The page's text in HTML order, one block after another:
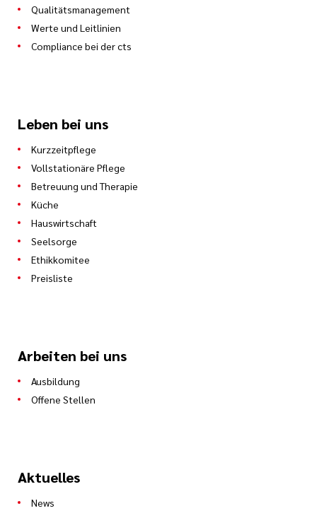
Qualitätsmanagement
Werte und Leitlinien
Compliance bei der cts
Leben bei uns
Kurzzeitpflege
Vollstationäre Pflege
Betreuung und Therapie
Küche
Hauswirtschaft
Seelsorge
Ethikkomitee
Preisliste
Arbeiten bei uns
Ausbildung
Offene Stellen
Aktuelles
News